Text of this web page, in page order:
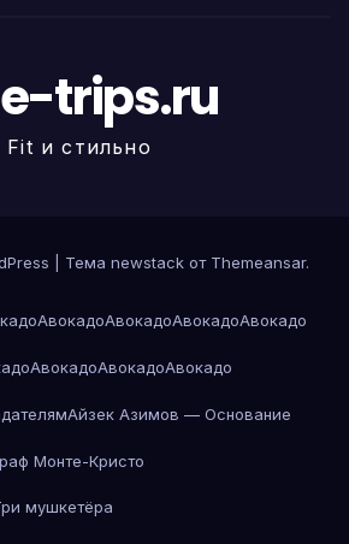
trips.ru
Fit и стильно
Тема newstack от Themeansar.
АвокадоАвокадоАвокадоАвокадо
АвокадоАвокадоАвокадо
Айзек Азимов — Основание
Монте-Кристо
мушкетёра